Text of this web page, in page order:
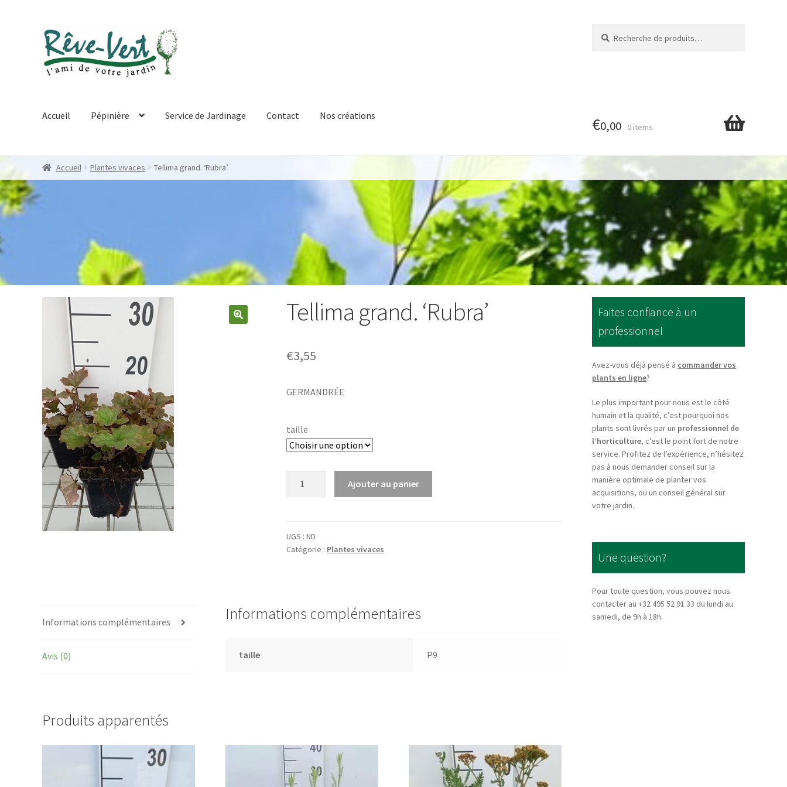
Skip
to
navigation
Skip
to
content
pour :
Accueil Pépinière Service de Jardinage Contact Nos créations €0,00 0 items
Accueil Plantes vivaces Tellima grand. ‘Rubra’
Tellima grand. ‘Rubra’
€3,55
GERMANDRÉE
taille
'Rubra'
Ajouter au panier
UGS :ND
Catégorie : Plantes vivaces
Informations complémentaires
Avis (0)
Informations complémentaires
taille P9
Produits apparentés
Faites confiance à un
professionnel
Avez-vous déjà pensé à commander vos
plants en ligne?
Le plus important pour nous est le côté
humain et la qualité, c’est pourquoi nos
plants sont livrés par un professionnel de
l’horticulture, c’est le point fort de notre
service. Profitez de l’expérience, n’hésitez
pas à nous demander conseil sur la
manière optimale de planter vos
acquisitions, ou un conseil général sur
votre jardin.
Une question?
Pour toute question, vous pouvez nous
contacter au +32 495 52 91 33 du lundi au
samedi, de 9h à 18h.